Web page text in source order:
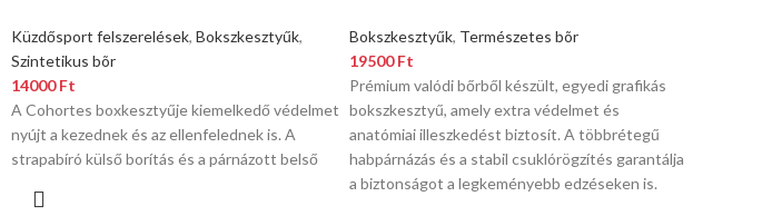
Küzdősport felszerelések, Bokszkesztyűk,
Szintetikus bõr
14000Ft
A Cohortes boxkesztyűje kiemelkedő védelmet
nyújt a kezednek és az ellenfelednek is. A
strapabíró külső borítás és a párnázott belső
Bokszkesztyűk, Természetes bõr
19500Ft
Prémium valódi bőrből készült, egyedi grafikás
bokszkesztyű, amely extra védelmet és
anatómiai illeszkedést biztosít. A többrétegű
habpárnázás és a stabil csuklórögzítés garantálja
a biztonságot a legkeményebb edzéseken is.